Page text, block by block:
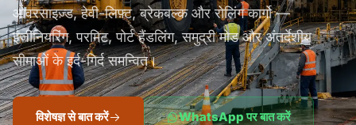
ओवरसाइज़्ड, हेवी-लिफ़्ट, ब्रेकबल्क और रोलिंग कार्गो —
इंजीनियरिंग, परमिट, पोर्ट हैंडलिंग, समुद्री मोड और अंतर्देशीय
सीमाओं के इर्द-गिर्द समन्वित।
विशेषज्ञ से बात करें WhatsApp पर बात करें